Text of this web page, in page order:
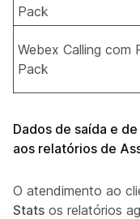
Pack
Webex Calling com
Pack
Dados de saída e
aos relatórios de
O atendimento ao
Stats os relatórios